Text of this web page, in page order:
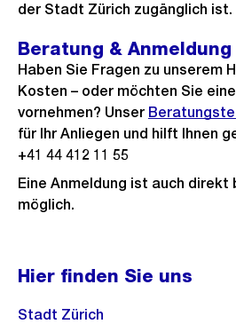
der Stadt Zürich zugänglich ist.
Beratung & Anmeldung
Haben Sie Fragen zu unserem
Kosten – oder möchten Sie
vornehmen? Unser
für Ihr Anliegen und hilft Ihnen
+41 44 412 11 55
Eine Anmeldung ist auch direkt
möglich.
Hier finden Sie uns
Stadt Zürich